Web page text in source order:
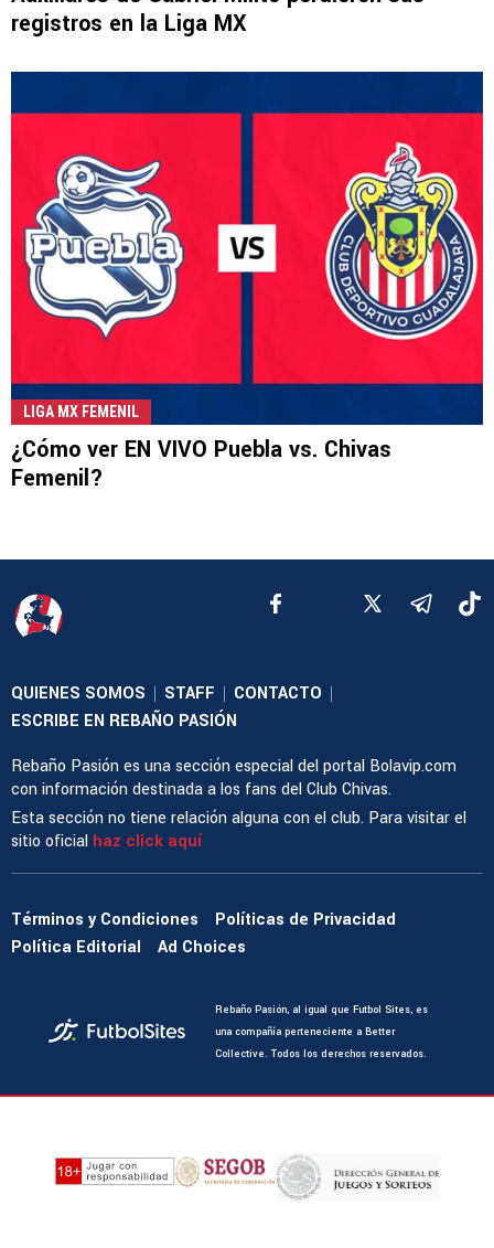
registros en la Liga MX
LIGA MX FEMENIL
¿Cómo ver EN VIVO Puebla vs. Chivas
Femenil?
QUIENES SOMOS | STAFF | CONTACTO |
ESCRIBE EN REBAÑO PASIÓN
Rebaño Pasión es una sección especial del portal Bolavip.com
con información destinada a los fans del Club Chivas.
Esta sección no tiene relación alguna con el club. Para visitar el
sitio oficial haz click aquí
Términos y Condiciones
Políticas de Privacidad
Política Editorial
Ad Choices
Rebaño Pasión, al igual que Futbol Sites, es
una compañía perteneciente a Better
Collective. Todos los derechos reservados.